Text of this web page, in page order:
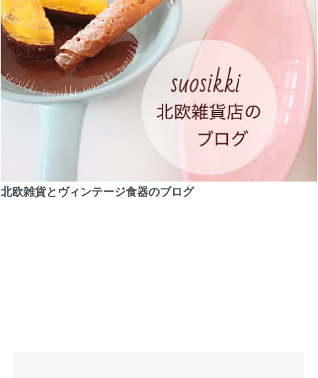
北欧雑貨とヴィンテージ食器のブログ